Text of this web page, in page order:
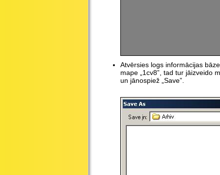
Atvērsies logs informācijas
mape „1cv8”, tad tur jāizveido
un jānospiež „Save”.